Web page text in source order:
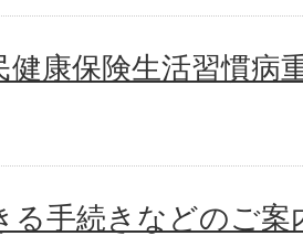
健康保険生活習慣病
る手続きなどのご案